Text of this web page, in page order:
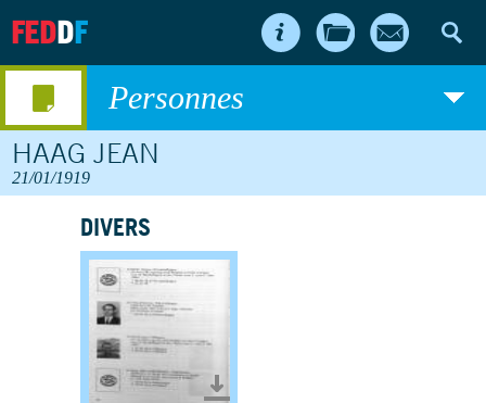
FEDDF
Personnes
HAAG JEAN
21/01/1919
DIVERS